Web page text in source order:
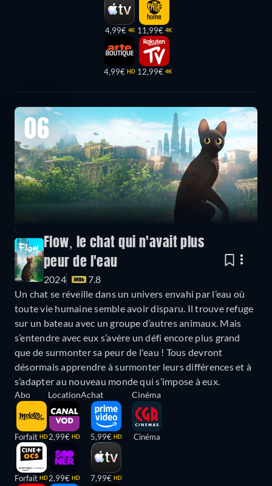
4,99€ 4K
4,99€ HD
11,99€ 4K
12,99€ 4K
06
Flow, le chat qui n'avait plus
peur de l'eau
2024
7.8
Un chat se réveille dans un univers envahi par l’eau où
toute vie humaine semble avoir disparu. Il trouve refuge
sur un bateau avec un groupe d’autres animaux. Mais
s’entendre avec eux s’avère un défi encore plus grand
que de surmonter sa peur de l'eau ! Tous devront
désormais apprendre à surmonter leurs différences et à
s’adapter au nouveau monde qui s’impose à eux.
Abo
Forfait HD
Forfait HD
Location
2,99€ HD
2,99€ HD
Achat
5,99€ HD
7,99€ HD
Cinéma
Cinéma